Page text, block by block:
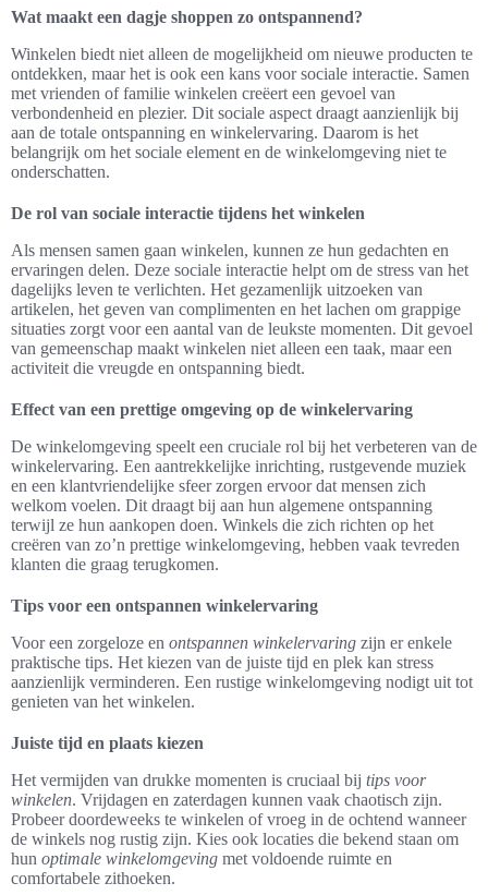
Wat maakt een dagje shoppen zo ontspannend?
Winkelen biedt niet alleen de mogelijkheid om nieuwe producten te
ontdekken, maar het is ook een kans voor sociale interactie. Samen
met vrienden of familie winkelen creëert een gevoel van
verbondenheid en plezier. Dit sociale aspect draagt aanzienlijk bij
aan de totale ontspanning en winkelervaring. Daarom is het
belangrijk om het sociale element en de winkelomgeving niet te
onderschatten.
De rol van sociale interactie tijdens het winkelen
Als mensen samen gaan winkelen, kunnen ze hun gedachten en
ervaringen delen. Deze sociale interactie helpt om de stress van het
dagelijks leven te verlichten. Het gezamenlijk uitzoeken van
artikelen, het geven van complimenten en het lachen om grappige
situaties zorgt voor een aantal van de leukste momenten. Dit gevoel
van gemeenschap maakt winkelen niet alleen een taak, maar een
activiteit die vreugde en ontspanning biedt.
Effect van een prettige omgeving op de winkelervaring
De winkelomgeving speelt een cruciale rol bij het verbeteren van de
winkelervaring. Een aantrekkelijke inrichting, rustgevende muziek
en een klantvriendelijke sfeer zorgen ervoor dat mensen zich
welkom voelen. Dit draagt bij aan hun algemene ontspanning
terwijl ze hun aankopen doen. Winkels die zich richten op het
creëren van zo’n prettige winkelomgeving, hebben vaak tevreden
klanten die graag terugkomen.
Tips voor een ontspannen winkelervaring
Voor een zorgeloze en ontspannen winkelervaring zijn er enkele
praktische tips. Het kiezen van de juiste tijd en plek kan stress
aanzienlijk verminderen. Een rustige winkelomgeving nodigt uit tot
genieten van het winkelen.
Juiste tijd en plaats kiezen
Het vermijden van drukke momenten is cruciaal bij tips voor
winkelen. Vrijdagen en zaterdagen kunnen vaak chaotisch zijn.
Probeer doordeweeks te winkelen of vroeg in de ochtend wanneer
de winkels nog rustig zijn. Kies ook locaties die bekend staan om
hun optimale winkelomgeving met voldoende ruimte en
comfortabele zithoeken.